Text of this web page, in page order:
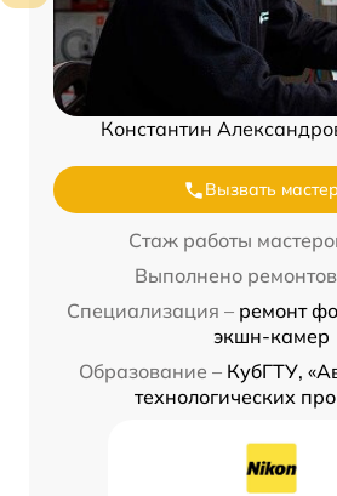
Константин
Вызвать
Стаж работы
Выполнено
Специализация – ремонт
экшн-камер
Образование – КубГТУ,
технологических